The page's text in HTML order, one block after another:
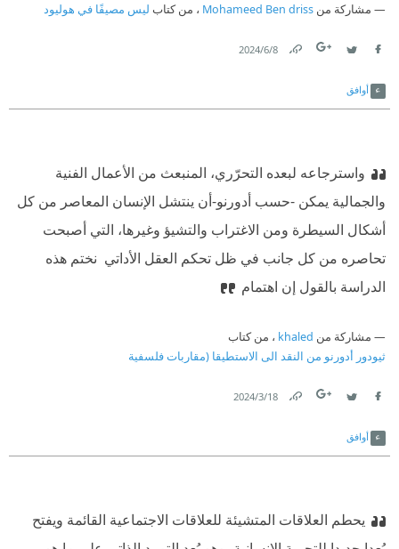
مشاركة من Mohameed Ben driss ، من كتاب ليس مصيفًا في هوليود
8‏/6‏/2024
أوافق
واسترجاعه لبعده التحرّري، المنبعث من الأعمال الفنية
والجمالية يمكن -حسب أدورنو-أن ينتشل الإنسان المعاصر من كل
أشكال السيطرة ومن الاغتراب والتشيؤ وغيرها، التي أصبحت
تحاصره من كل جانب في ظل تحكم العقل الأداتي ‫ نختم هذه
الدراسة بالقول إن اهتمام
مشاركة من khaled ، من كتاب
ثيودور أدورنو من النقد الى الاستطيقا (مقاربات فلسفية
18‏/3‏/2024
أوافق
يحطم العلاقات المتشيئة للعلاقات الاجتماعية القائمة ويفتح